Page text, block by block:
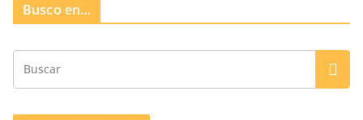
Busco en…